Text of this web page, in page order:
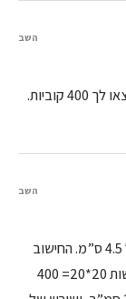
כדאי ללמוד חשבון .. סנטימטר על סנטימטר יצאו לך 400 קוביות.
השב
זה לא נכון. כל פרוסה תהיה כמעט 4.5 ס”מ על 4.5 ס”מ. החישוב
שלך מניח תבנית של 20 על 1.. את צריכה לעשות 20*20= 400
השב